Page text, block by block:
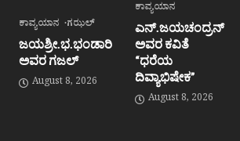
ಕಾವ್ಯಯಾನ ಗಝಲ್
ಜಯಶ್ರೀ.ಭ.ಭಂಡಾರಿ
ಅವರ ಗಜಲ್
August 8, 2026
ಕಾವ್ಯಯಾನ
ಎನ್.ಜಯಚಂದ್ರನ್
ಅವರ ಕವಿತೆ
“ಧರೆಯ
ದಿವ್ಯಾಭಿಷೇಕ”
August 8, 2026